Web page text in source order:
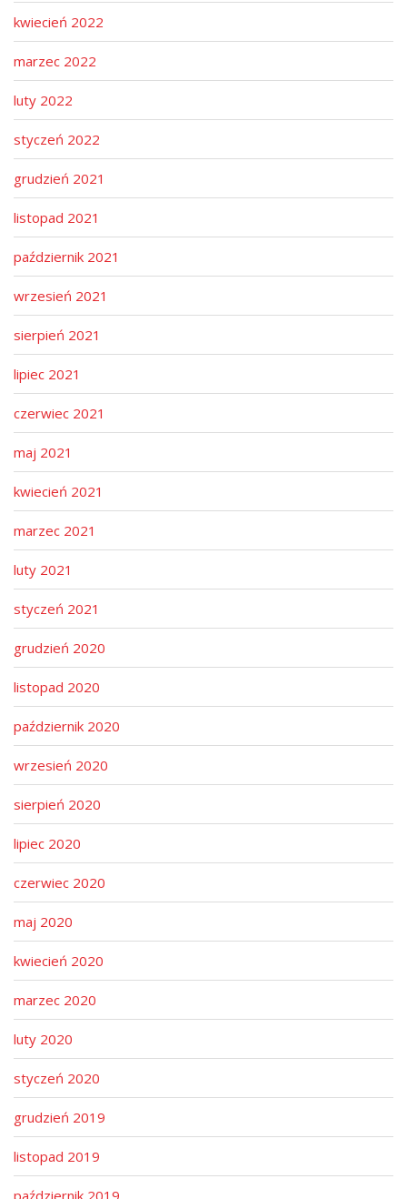
kwiecień 2022
marzec 2022
luty 2022
styczeń 2022
grudzień 2021
listopad 2021
październik 2021
wrzesień 2021
sierpień 2021
lipiec 2021
czerwiec 2021
maj 2021
kwiecień 2021
marzec 2021
luty 2021
styczeń 2021
grudzień 2020
listopad 2020
październik 2020
wrzesień 2020
sierpień 2020
lipiec 2020
czerwiec 2020
maj 2020
kwiecień 2020
marzec 2020
luty 2020
styczeń 2020
grudzień 2019
listopad 2019
październik 2019